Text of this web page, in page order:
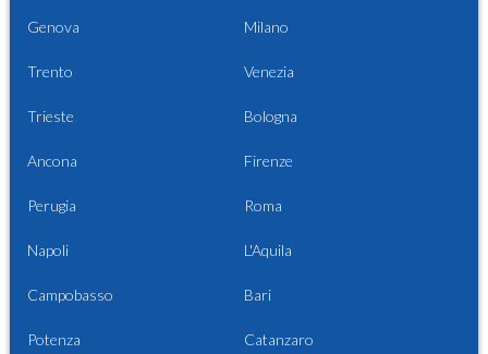
Genova Milano
Trento Venezia
Trieste Bologna
Ancona Firenze
Perugia Roma
Napoli L'Aquila
Campobasso Bari
Potenza Catanzaro